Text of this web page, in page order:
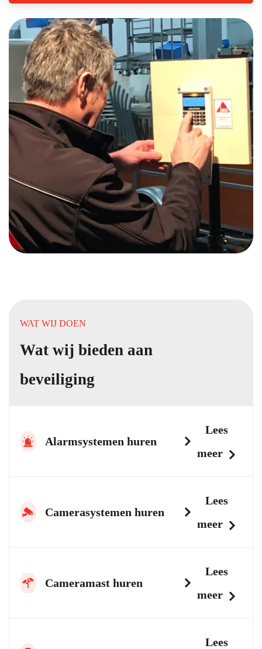
WAT WIJ DOEN
Wat wij bieden aan
beveiliging
Alarmsystemen huren
Lees
meer
Camerasystemen huren
Lees
meer
Cameramast huren
Lees
meer
Lees